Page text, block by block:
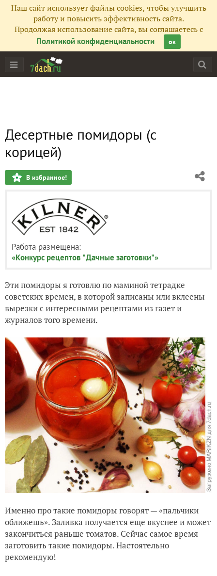
Наш сайт использует файлы cookies, чтобы улучшить
работу и повысить эффективность сайта.
Продолжая использование сайта, вы соглашаетесь с
Политикой конфиденциальности
ок
Десертные помидоры (с
корицей)
В избранное!
Работа размещена:
«Конкурс рецептов "Дачные заготовки"»
Эти помидоры я готовлю по маминой тетрадке
советских времен, в которой записаны или вклеены
вырезки с интересными рецептами из газет и
журналов того времени.
Именно про такие помидоры говорят — «пальчики
оближешь». Заливка получается еще вкуснее и может
закончиться раньше томатов. Сейчас самое время
заготовить такие помидоры. Настоятельно
рекомендую!